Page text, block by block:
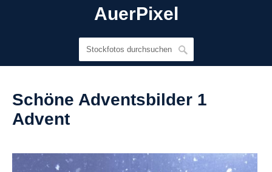
AuerPixel
Schöne Adventsbilder 1
Advent